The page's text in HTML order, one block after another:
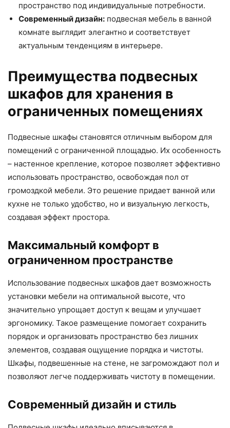
пространство под индивидуальные потребности.
Современный дизайн: подвесная мебель в ванной
комнате выглядит элегантно и соответствует
актуальным тенденциям в интерьере.
Преимущества подвесных
шкафов для хранения в
ограниченных помещениях
Подвесные шкафы становятся отличным выбором для
помещений с ограниченной площадью. Их особенность
– настенное крепление, которое позволяет эффективно
использовать пространство, освобождая пол от
громоздкой мебели. Это решение придает ванной или
кухне не только удобство, но и визуальную легкость,
создавая эффект простора.
Максимальный комфорт в
ограниченном пространстве
Использование подвесных шкафов дает возможность
установки мебели на оптимальной высоте, что
значительно упрощает доступ к вещам и улучшает
эргономику. Такое размещение помогает сохранить
порядок и организовать пространство без лишних
элементов, создавая ощущение порядка и чистоты.
Шкафы, подвешенные на стене, не загромождают пол и
позволяют легче поддерживать чистоту в помещении.
Современный дизайн и стиль